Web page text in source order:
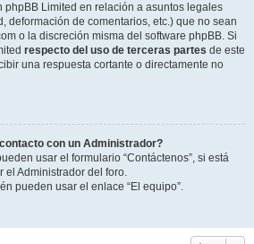
phpBB Limited en relación a asuntos legales
deformación de comentarios, etc.) que no sean
o la discreción misma del software phpBB. Si
respecto del uso de terceras partes de este
una respuesta cortante o directamente no
con un Administrador?
usar el formulario “Contáctenos”, si está
el Administrador del foro.
pueden usar el enlace “El equipo”.